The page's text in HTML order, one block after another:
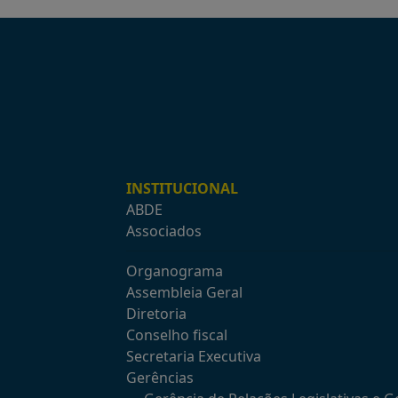
INSTITUCIONAL
ABDE
Associados
Organograma
Assembleia Geral
Diretoria
Conselho fiscal
Secretaria Executiva
Gerências